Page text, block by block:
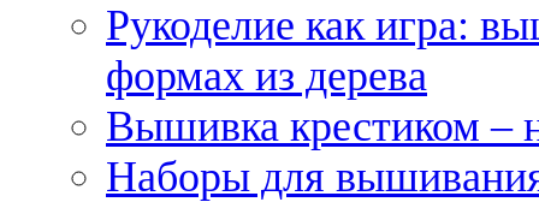
Рукоделие как игра:
формах из дерева
Вышивка крестиком –
Наборы для